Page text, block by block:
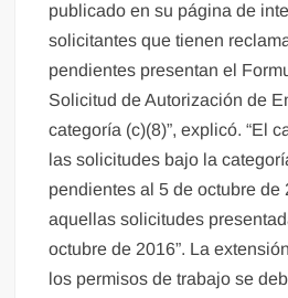
publicado en su página de
solicitantes que tienen
pendientes presentan el
Solicitud de Autorización de
categoría (c)(8)”, explicó. “El
las solicitudes bajo la
pendientes al 5 de octubre de
aquellas solicitudes
octubre de 2016”. La
los permisos de trabajo se